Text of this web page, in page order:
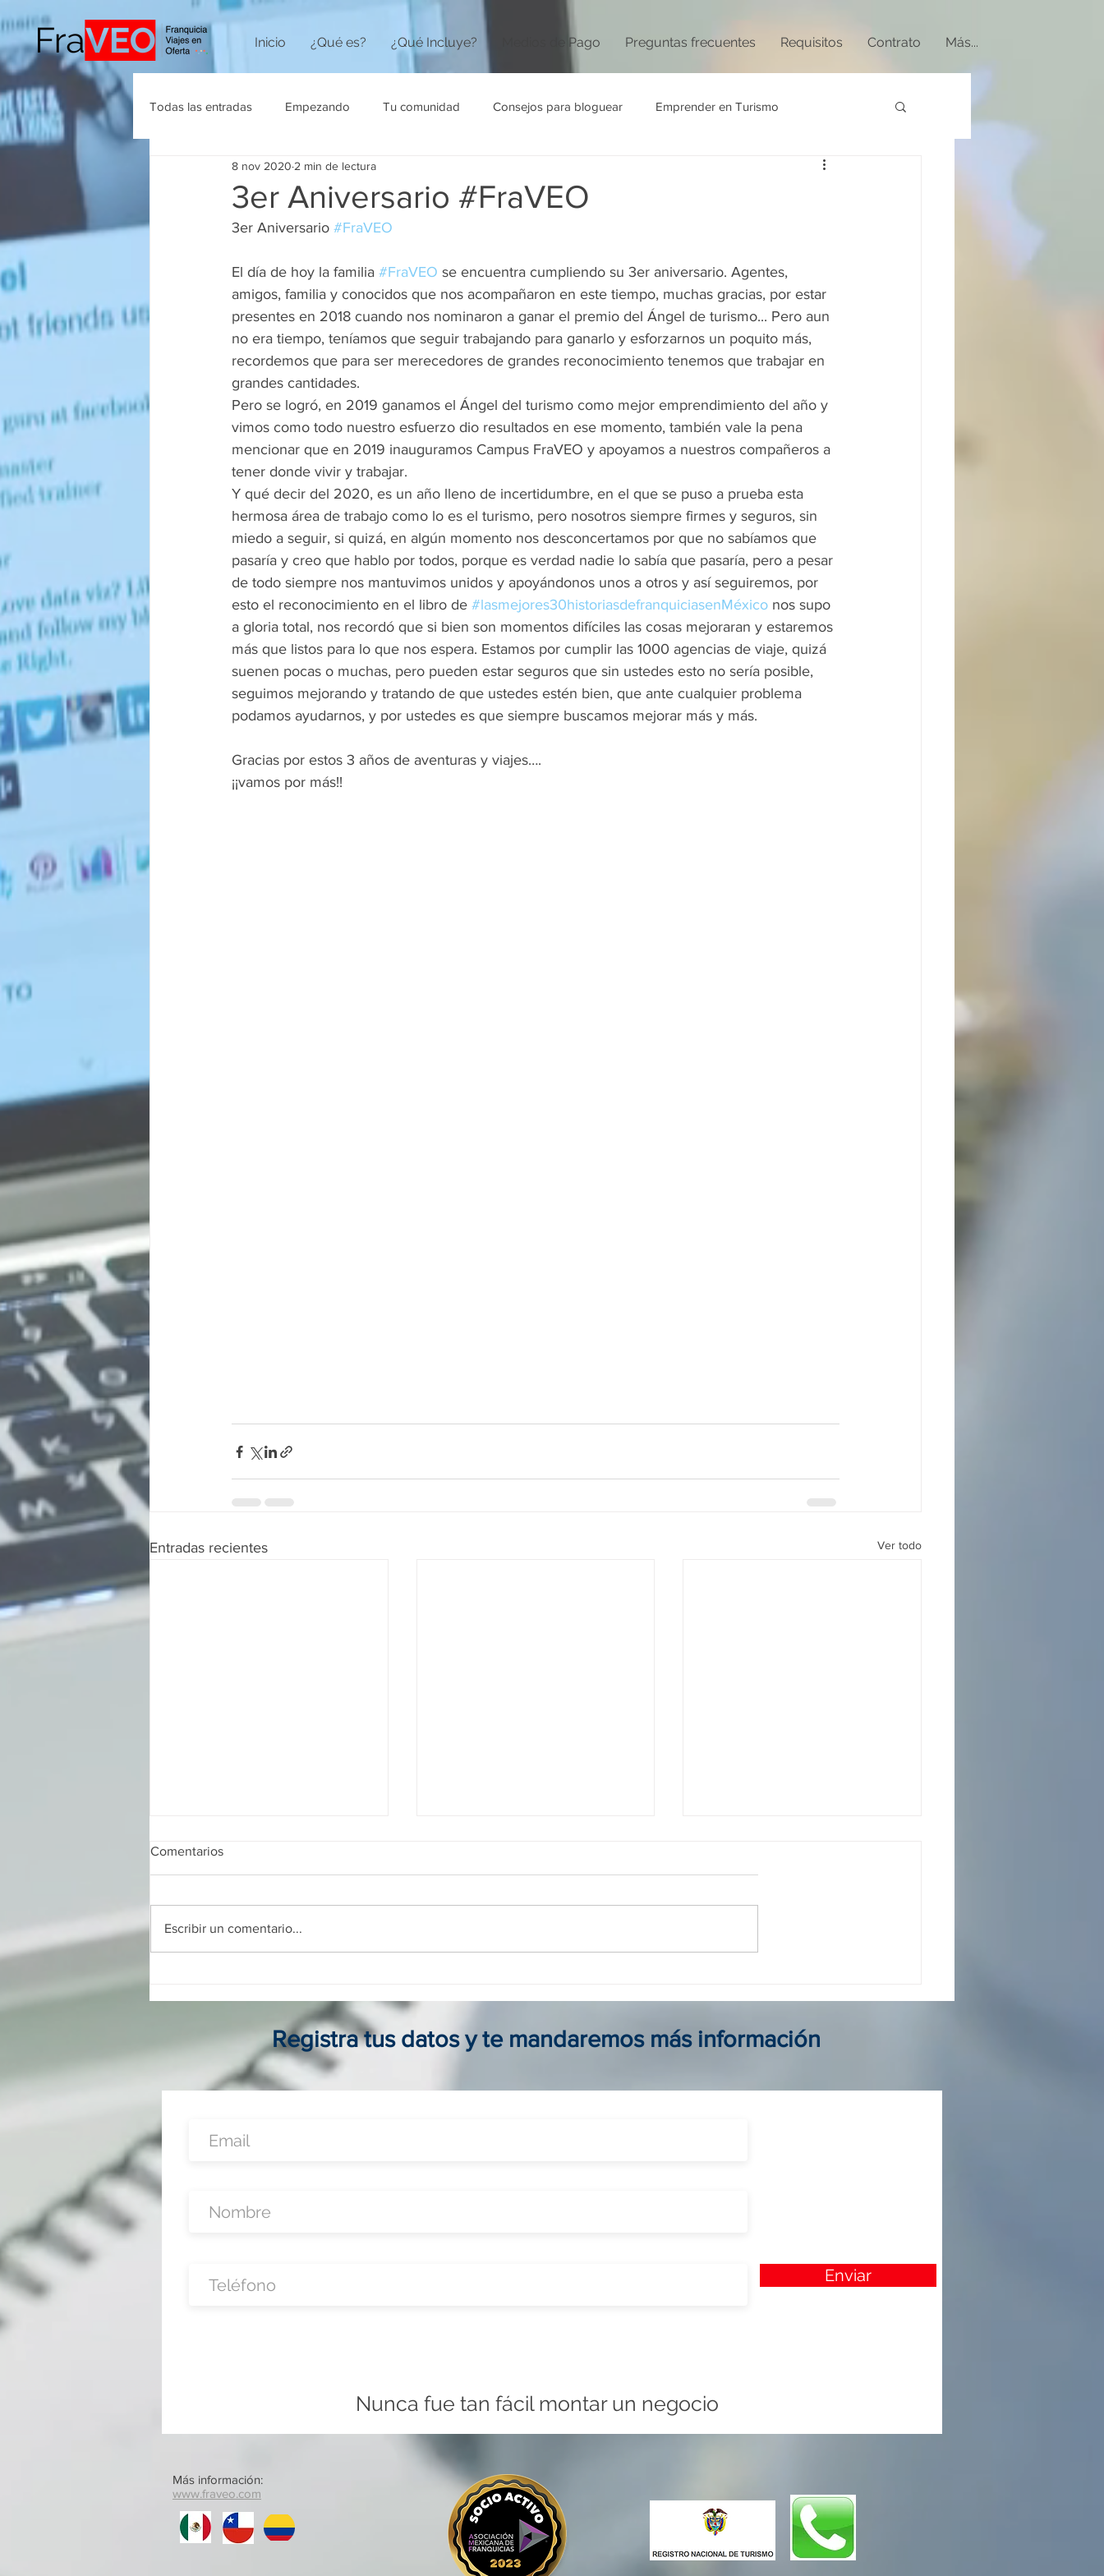
Inicio ¿Qué es? ¿Qué Incluye? Medios de Pago Preguntas frecuentes Requisitos Contrato Más...
Todas las entradas Empezando Tu comunidad Consejos para bloguear Emprender en Turismo
Agencias de Viajes
3er Aniversario #FraVEO
8 nov 2020 2 min de lectura
3er Aniversario #FraVEO
El día de hoy la familia #FraVEO se encuentra cumpliendo su 3er aniversario. Agentes,
amigos, familia y conocidos que nos acompañaron en este tiempo, muchas gracias, por estar
presentes en 2018 cuando nos nominaron a ganar el premio del Ángel de turismo... Pero aun
no era tiempo, teníamos que seguir trabajando para ganarlo y esforzarnos un poquito más,
recordemos que para ser merecedores de grandes reconocimiento tenemos que trabajar en
grandes cantidades.
Pero se logró, en 2019 ganamos el Ángel del turismo como mejor emprendimiento del año y
vimos como todo nuestro esfuerzo dio resultados en ese momento, también vale la pena
mencionar que en 2019 inauguramos Campus FraVEO y apoyamos a nuestros compañeros a
tener donde vivir y trabajar.
Y qué decir del 2020, es un año lleno de incertidumbre, en el que se puso a prueba esta
hermosa área de trabajo como lo es el turismo, pero nosotros siempre firmes y seguros, sin
miedo a seguir, si quizá, en algún momento nos desconcertamos por que no sabíamos que
pasaría y creo que hablo por todos, porque es verdad nadie lo sabía que pasaría, pero a pesar
de todo siempre nos mantuvimos unidos y apoyándonos unos a otros y así seguiremos, por
esto el reconocimiento en el libro de #lasmejores30historiasdefranquiciasenMéxico nos supo
a gloria total, nos recordó que si bien son momentos difíciles las cosas mejoraran y estaremos
más que listos para lo que nos espera. Estamos por cumplir las 1000 agencias de viaje, quizá
suenen pocas o muchas, pero pueden estar seguros que sin ustedes esto no sería posible,
seguimos mejorando y tratando de que ustedes estén bien, que ante cualquier problema
podamos ayudarnos, y por ustedes es que siempre buscamos mejorar más y más.
Gracias por estos 3 años de aventuras y viajes….
¡¡vamos por más!!
Entradas recientes Ver todo
invertir, operar y crecer sin
Comentarios
Escribir un comentario...
Registra tus datos y te mandaremos más información
Enviar
Nunca fue tan fácil montar un negocio
Más información:
www.fraveo.com